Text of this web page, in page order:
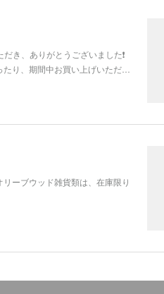
き、ありがとうございました❗
り、期間中お買い上げいただ…
ーブウッド雑貨類は、在庫限り